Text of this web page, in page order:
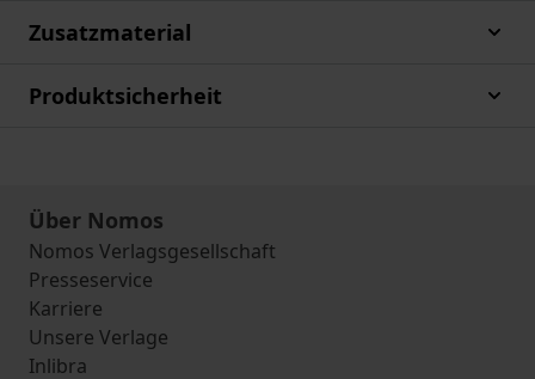
Zusatzmaterial
Produktsicherheit
Über Nomos
Nomos Verlagsgesellschaft
Presseservice
Karriere
Unsere Verlage
Inlibra